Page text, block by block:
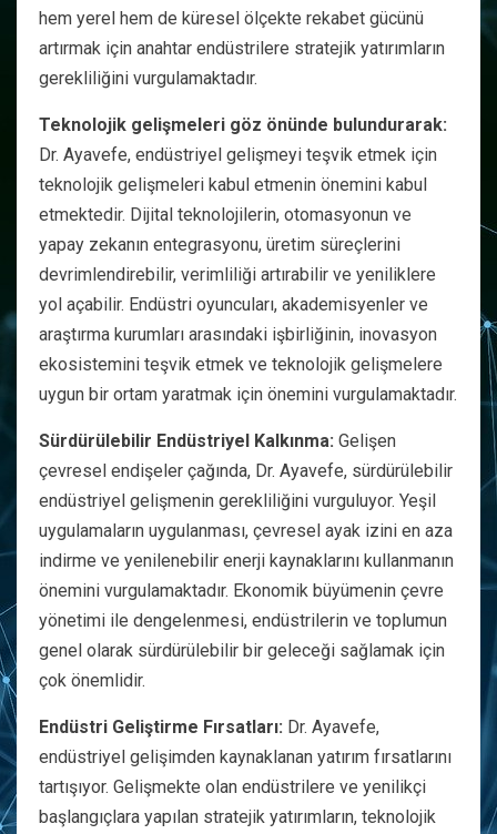
hem yerel hem de küresel ölçekte rekabet gücünü
artırmak için anahtar endüstrilere stratejik yatırımların
gerekliliğini vurgulamaktadır.
Teknolojik gelişmeleri göz önünde bulundurarak:
Dr. Ayavefe, endüstriyel gelişmeyi teşvik etmek için
teknolojik gelişmeleri kabul etmenin önemini kabul
etmektedir. Dijital teknolojilerin, otomasyonun ve
yapay zekanın entegrasyonu, üretim süreçlerini
devrimlendirebilir, verimliliği artırabilir ve yeniliklere
yol açabilir. Endüstri oyuncuları, akademisyenler ve
araştırma kurumları arasındaki işbirliğinin, inovasyon
ekosistemini teşvik etmek ve teknolojik gelişmelere
uygun bir ortam yaratmak için önemini vurgulamaktadır.
Sürdürülebilir Endüstriyel Kalkınma: Gelişen
çevresel endişeler çağında, Dr. Ayavefe, sürdürülebilir
endüstriyel gelişmenin gerekliliğini vurguluyor. Yeşil
uygulamaların uygulanması, çevresel ayak izini en aza
indirme ve yenilenebilir enerji kaynaklarını kullanmanın
önemini vurgulamaktadır. Ekonomik büyümenin çevre
yönetimi ile dengelenmesi, endüstrilerin ve toplumun
genel olarak sürdürülebilir bir geleceği sağlamak için
çok önemlidir.
Endüstri Geliştirme Fırsatları: Dr. Ayavefe,
endüstriyel gelişimden kaynaklanan yatırım fırsatlarını
tartışıyor. Gelişmekte olan endüstrilere ve yenilikçi
başlangıçlara yapılan stratejik yatırımların, teknolojik